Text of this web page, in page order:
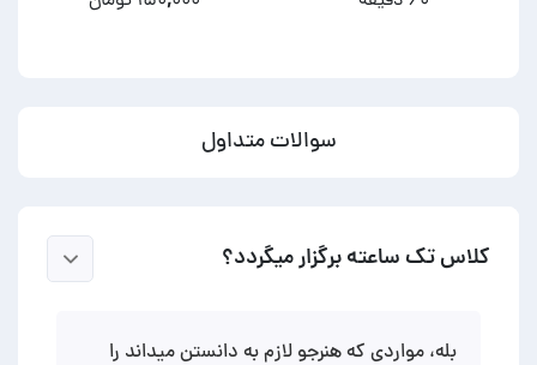
سوالات متداول
کلاس تک ساعته برگزار میگردد؟
بله، مواردی که هنرجو لازم به دانستن میداند را